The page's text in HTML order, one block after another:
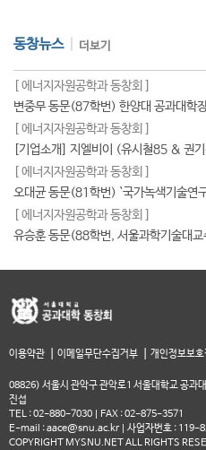
동창뉴스 더보기
[ 에너지자원공학과 동창회 ]
[ 에너지자원공학과 동창회 ]
[기업소개] 지엘비이 (유시철85 & 권
[ 에너지자원공학과 동창회 ]
[ 에너지자원공학과 동창회 ]
이용약관 이메일무단수집거부 개인정보보호
08826) 서울시 관악구 관악로1 서울대학교 공과
진섭
TEL : 02-880-7030 | FAX : 02-875-3571
E-mail : aace@snu.ac.kr | 사업자번호 : 119-
COPYRIGHT MYSNU.NET ALL RIGHTS